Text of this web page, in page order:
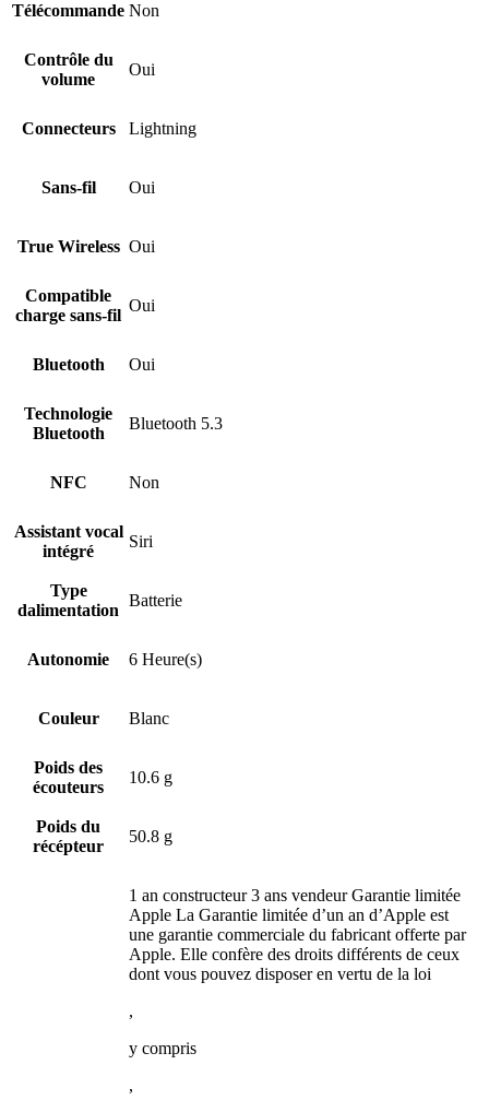
Télécommande Non
Contrôle du
volume
Oui
Connecteurs Lightning
Sans-fil Oui
True Wireless Oui
Compatible
charge sans-fil
Oui
Bluetooth Oui
Technologie
Bluetooth
Bluetooth 5.3
NFC Non
Assistant vocal
intégré
Siri
Type
dalimentation
Batterie
Autonomie 6 Heure(s)
Couleur Blanc
Poids des
écouteurs
10.6 g
Poids du
récépteur
50.8 g
1 an constructeur 3 ans vendeur Garantie limitée
Apple La Garantie limitée d’un an d’Apple est
une garantie commerciale du fabricant offerte par
Apple. Elle confère des droits différents de ceux
dont vous pouvez disposer en vertu de la loi
,
y compris
,